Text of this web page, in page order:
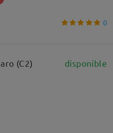
0
(C2) disponible